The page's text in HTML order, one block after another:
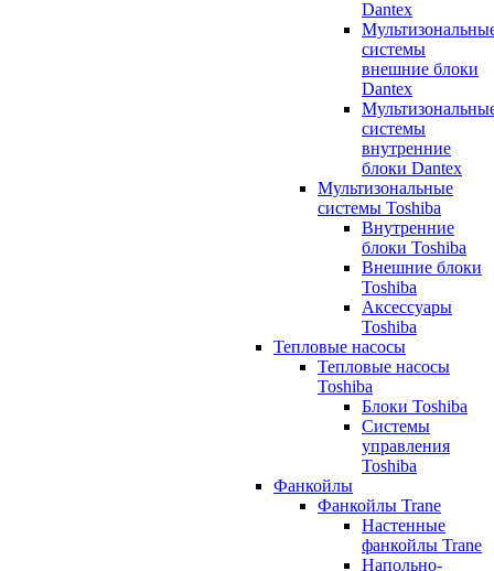
Dantex
системы
внешние блоки
Dantex
системы
внутренние
блоки Dantex
Мультизональные
системы Toshiba
Внутренние
блоки Toshiba
Внешние блоки
Toshiba
Аксессуары
Toshiba
Тепловые насосы
Тепловые насосы
Toshiba
Блоки Toshiba
Системы
управления
Toshiba
Фанкойлы
Фанкойлы Trane
Настенные
фанкойлы Trane
Напольно-